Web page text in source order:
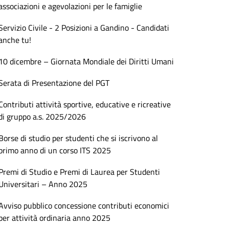
e agevolazioni per le famiglie
Civile - 2 Posizioni a Gandino - Candidati
tu!
10 dicembre – Giornata Mondiale dei Diritti Umani
di Presentazione del PGT
attività sportive, educative e ricreative
gruppo a.s. 2025/2026
di studio per studenti che si iscrivono al
anno di un corso ITS 2025
di Studio e Premi di Laurea per Studenti
– Anno 2025
pubblico concessione contributi economici
attività ordinaria anno 2025